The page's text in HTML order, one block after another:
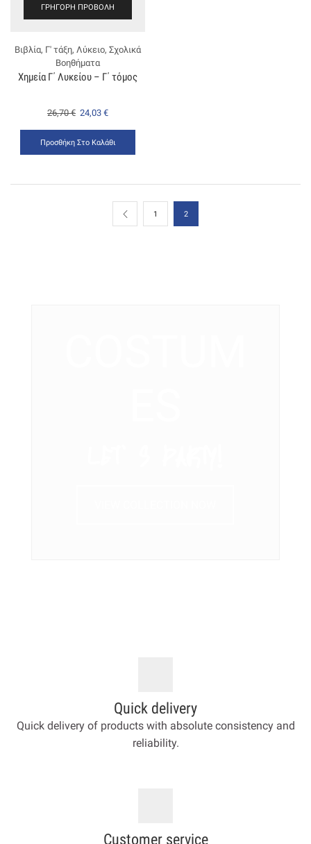
ΓΡΉΓΟΡΗ ΠΡΟΒΟΛΉ
Βιβλία, Γ' τάξη, Λύκειο, Σχολικά
Βοηθήματα
Χημεία Γ΄ Λυκείου – Γ΄ τόμος
26,70€ 24,03 €
Προσθήκη Στο Καλάθι
1 2
Quick delivery
Quick delivery of products with absolute consistency and
reliability.
Customer service